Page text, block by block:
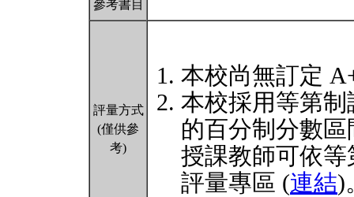
參考書目
評量方式
(僅供參
考)
本校尚無訂定
本校採用等第
的百分制分數
授課教師可依
評量專區 (連結)